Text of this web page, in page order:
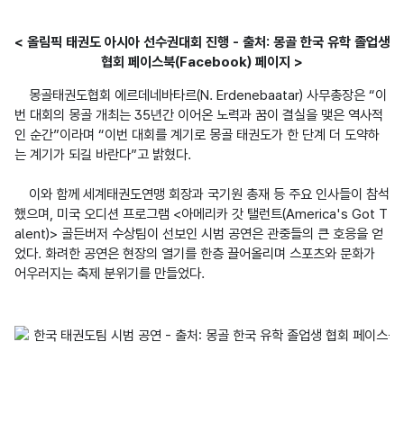
< 올림픽 태권도 아시아 선수권대회 진행 - 출처: 몽골 한국 유학 졸업생
협회 페이스북(Facebook) 페이지 >
번 대회의 몽골 개최는 35년간 이어온 노력과 꿈이 결실을 맺은 역사적
인 순간”이라며 “이번 대회를 계기로 몽골 태권도가 한 단계 더 도약하
는 계기가 되길 바란다”고 밝혔다.
했으며, 미국 오디션 프로그램 <아메리카 갓 탤런트(America's Got T
alent)> 골든버저 수상팀이 선보인 시범 공연은 관중들의 큰 호응을 얻
었다. 화려한 공연은 현장의 열기를 한층 끌어올리며 스포츠와 문화가
어우러지는 축제 분위기를 만들었다.